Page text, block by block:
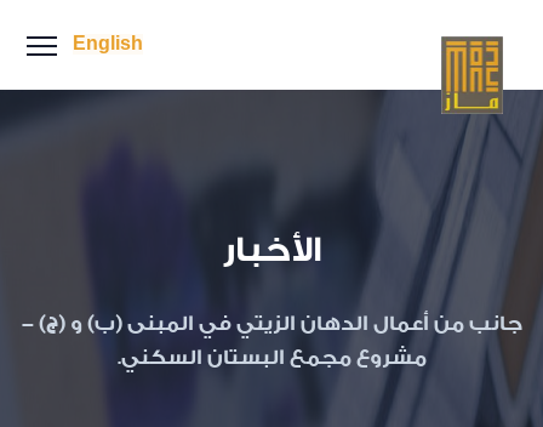
English
الأخبار
جانب من أعمال الدهان الزيتي في المبنى (ب) و (ج) -
مشروع مجمع البستان السكني.